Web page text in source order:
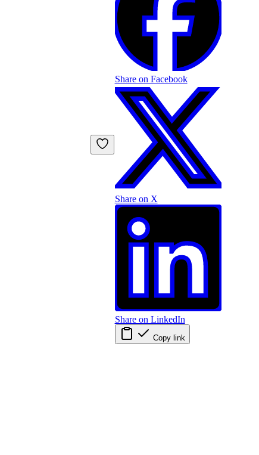
Share on Facebook
Share on X
Share on LinkedIn
Copy link